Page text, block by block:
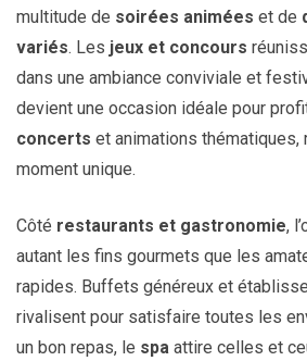
multitude de soirées animées et de
variés. Les jeux et concours
dans une ambiance conviviale et
devient une occasion idéale pour
concerts et animations thématiques,
moment unique.
Côté restaurants et gastronomie,
autant les fins gourmets que les
rapides. Buffets généreux et
rivalisent pour satisfaire toutes les
un bon repas, le spa attire celles et